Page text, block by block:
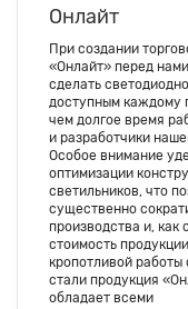
Онлайт
При создании
«Онлайт» перед
сделать
доступным каждому
чем долгое время
и разработчики
Особое внимание
оптимизации
светильников, что
существенно
производства и, как
стоимость
кропотливой работы
стали продукция
обладает всеми